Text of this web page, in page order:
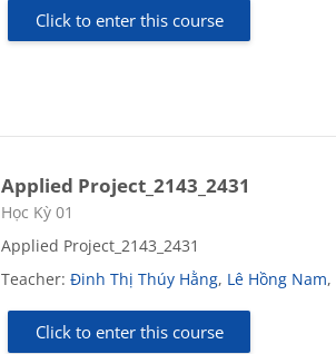
Click to enter this course
Applied Project_2143_2431
Course category
Học Kỳ 01
Applied Project_2143_2431
Teacher:Đinh Thị Thúy Hằng, Lê Hồng Nam,
Click to enter this course